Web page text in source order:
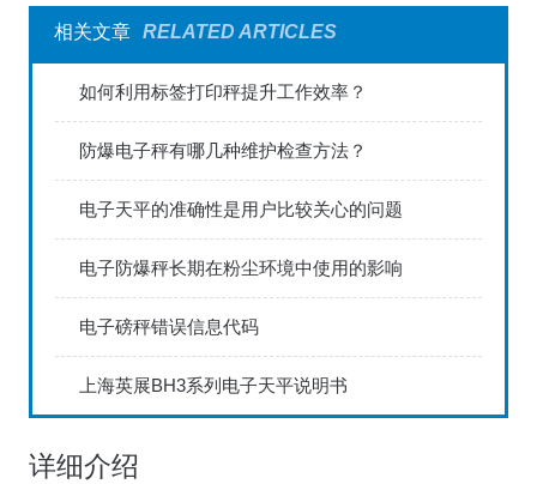
相关文章 RELATED ARTICLES
如何利用标签打印秤提升工作效率？
防爆电子秤有哪几种维护检查方法？
电子天平的准确性是用户比较关心的问题
电子防爆秤长期在粉尘环境中使用的影响
电子磅秤错误信息代码
上海英展BH3系列电子天平说明书
详细介绍